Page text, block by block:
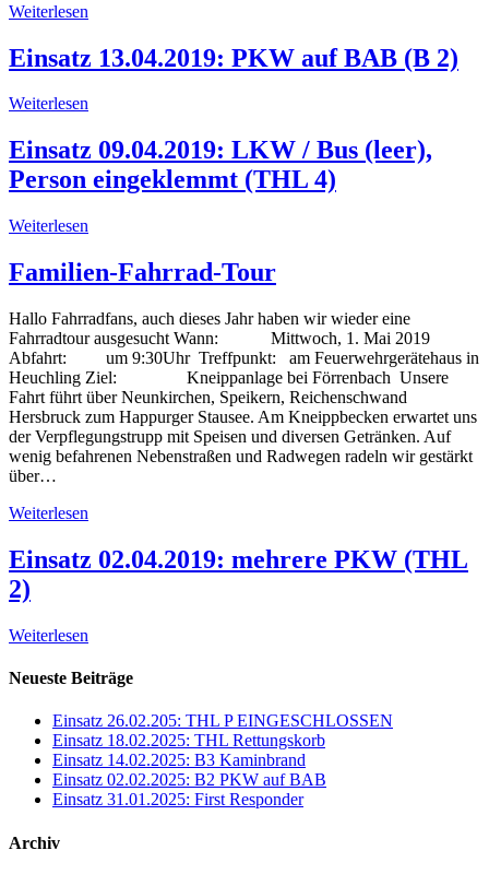
Weiterlesen
Einsatz 13.04.2019: PKW auf BAB (B 2)
Weiterlesen
Einsatz 09.04.2019: LKW / Bus (leer),
Person eingeklemmt (THL 4)
Weiterlesen
Familien-Fahrrad-Tour
Hallo Fahrradfans, auch dieses Jahr haben wir wieder eine
Fahrradtour ausgesucht Wann: Mittwoch, 1. Mai 2019
Abfahrt: um 9:30Uhr Treffpunkt: am Feuerwehrgerätehaus in
Heuchling Ziel: Kneippanlage bei Förrenbach Unsere
Fahrt führt über Neunkirchen, Speikern, Reichenschwand
Hersbruck zum Happurger Stausee. Am Kneippbecken erwartet uns
der Verpflegungstrupp mit Speisen und diversen Getränken. Auf
wenig befahrenen Nebenstraßen und Radwegen radeln wir gestärkt
über…
Weiterlesen
Einsatz 02.04.2019: mehrere PKW (THL
2)
Weiterlesen
Neueste Beiträge
Einsatz 26.02.205: THL P EINGESCHLOSSEN
Einsatz 18.02.2025: THL Rettungskorb
Einsatz 14.02.2025: B3 Kaminbrand
Einsatz 02.02.2025: B2 PKW auf BAB
Einsatz 31.01.2025: First Responder
Archiv